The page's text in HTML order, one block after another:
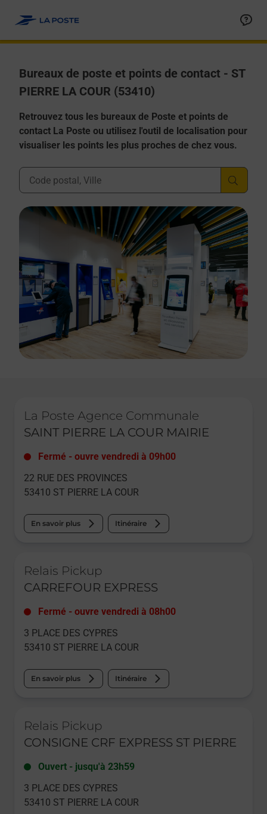
Bureaux de poste et points de contact - ST
PIERRE LA COUR (53410)
Retrouvez tous les bureaux de Poste et points de
contact La Poste ou utilisez l'outil de localisation pour
visualiser les points les plus proches de chez vous.
Ville, Département, Code Postal
La Poste Agence Communale
SAINT PIERRE LA COUR MAIRIE
Fermé - ouvre vendredi à 09h00
22 RUE DES PROVINCES
53410 ST PIERRE LA COUR
En savoir plus Itinéraire
Relais Pickup
CARREFOUR EXPRESS
Fermé - ouvre vendredi à 08h00
3 PLACE DES CYPRES
53410 ST PIERRE LA COUR
En savoir plus Itinéraire
Relais Pickup
CONSIGNE CRF EXPRESS ST PIERRE
Ouvert - jusqu'à 23h59
3 PLACE DES CYPRES
53410 ST PIERRE LA COUR